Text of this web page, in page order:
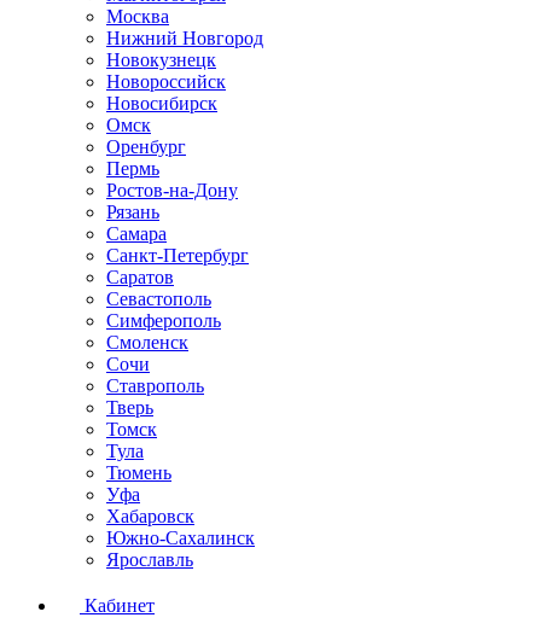
Москва
Нижний Новгород
Новокузнецк
Новороссийск
Новосибирск
Омск
Оренбург
Пермь
Ростов-на-Дону
Рязань
Самара
Санкт-Петербург
Саратов
Севастополь
Симферополь
Смоленск
Сочи
Ставрополь
Тверь
Томск
Тула
Тюмень
Уфа
Хабаровск
Южно-Сахалинск
Ярославль
Кабинет